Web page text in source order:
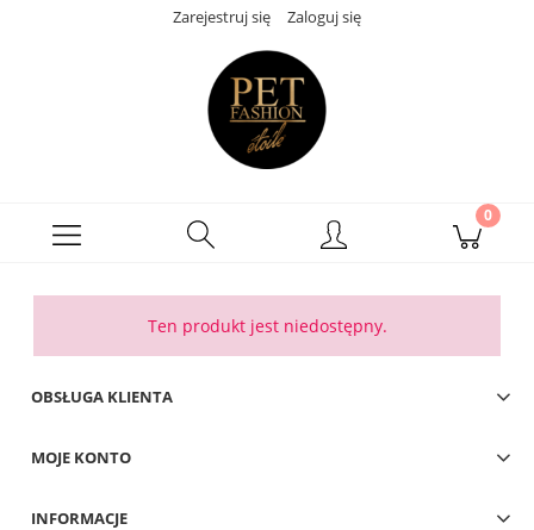
Zarejestruj się Zaloguj się
Ten produkt jest niedostępny.
OBSŁUGA KLIENTA
MOJE KONTO
INFORMACJE